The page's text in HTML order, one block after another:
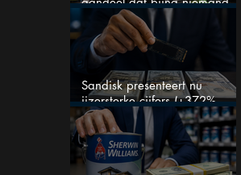
Sandisk presenteert nu
ijzersterke cijfers (+372%
omzetgroei), toch zakt het
aandeel weg